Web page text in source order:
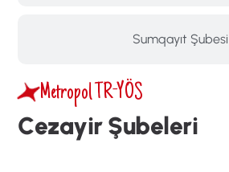
Sumqayıt Şubesi
Metropol TR-YÖS
Cezayir Şubeleri